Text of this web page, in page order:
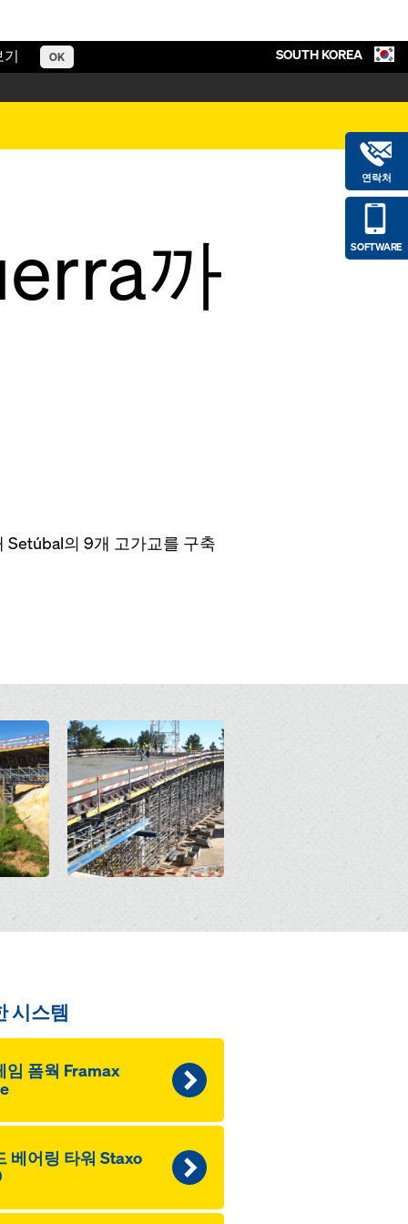
OK
연락처
SOFTWARE
SOUTH KOREA
까
Setúbal의 9개 고가교를 구축
Open
시스템
임 폼웍 Framax
베어링 타워 Staxo